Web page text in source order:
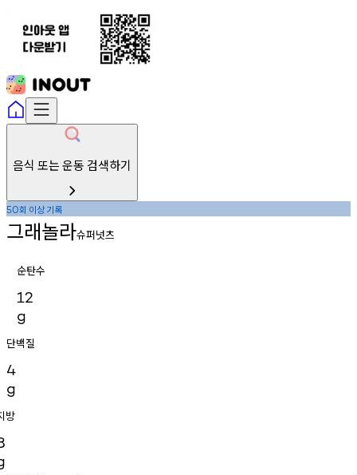
음식 또는 운동 검색하기
50회 이상기록
그래놀라슈퍼넛츠
순탄수
12
g
단백질
4
g
방